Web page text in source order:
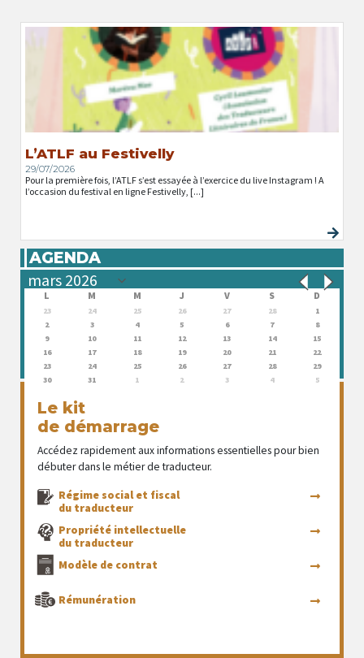
L’ATLF au Festivelly
29/07/2026
Pour la première fois, l’ATLF s’est essayée à l’exercice du live Instagram ! A
l’occasion du festival en ligne Festivelly, [...]
AGENDA
L M M J V S D
23 24 25 26 27 28
1
2
3 4 5 6 7
8
9
10 11 12 13 14
15
16
17 18 19 20 21
22
23
24 25 26 27 28
29
30
31 1 2 3 4 5
Le kit
de démarrage
Accédez rapidement aux informations essentielles pour bien
débuter dans le métier de traducteur.
Régime social et fiscal
du traducteur
Propriété intellectuelle
du traducteur
Modèle de contrat
Rémunération